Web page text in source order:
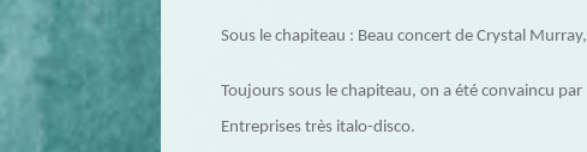
Sous le chapiteau : Beau concert de Crystal
Toujours sous le chapiteau, on a été convaincu
Entreprises très italo-disco.